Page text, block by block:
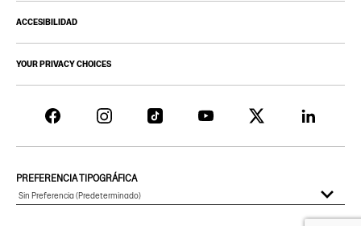
ACCESIBILIDAD
YOUR PRIVACY CHOICES
PREFERENCIA TIPOGRÁFICA